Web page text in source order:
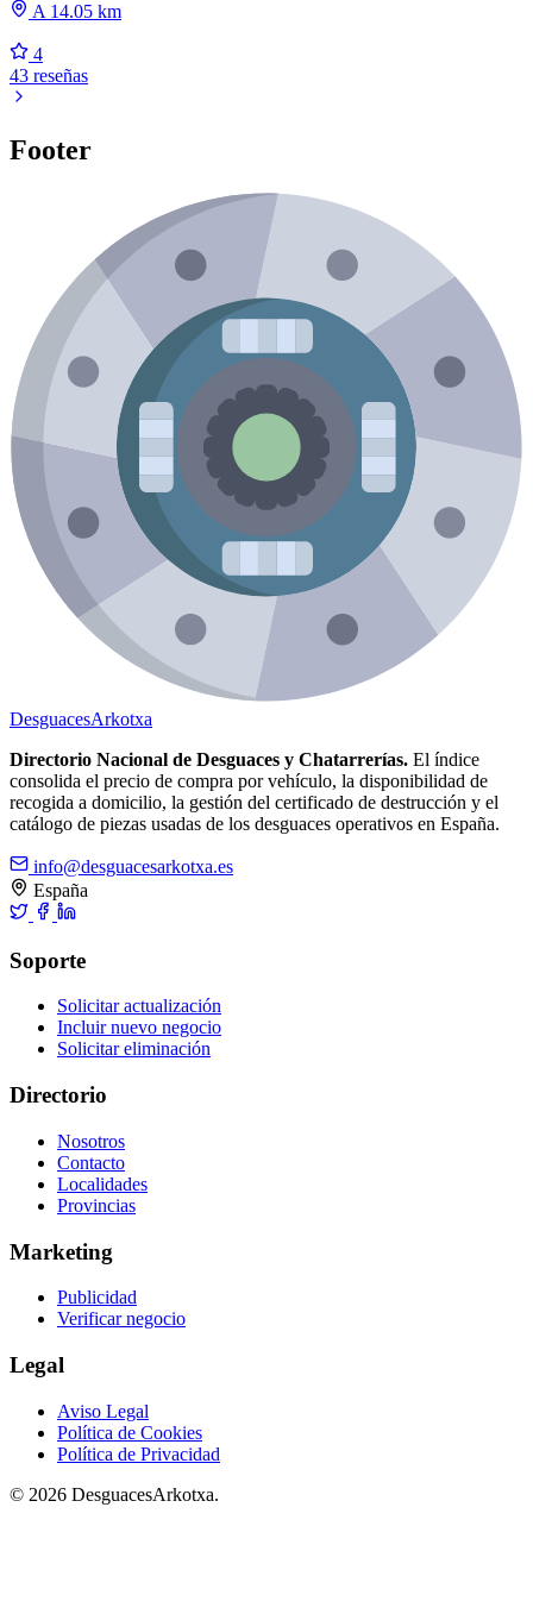
A 14.05 km
4
43 reseñas
Footer
DesguacesArkotxa
Directorio Nacional de Desguaces y Chatarrerías. El índice
consolida el precio de compra por vehículo, la disponibilidad de
recogida a domicilio, la gestión del certificado de destrucción y el
catálogo de piezas usadas de los desguaces operativos en España.
info@desguacesarkotxa.es
España
Soporte
Solicitar actualización
Incluir nuevo negocio
Solicitar eliminación
Directorio
Nosotros
Contacto
Localidades
Provincias
Marketing
Publicidad
Verificar negocio
Legal
Aviso Legal
Política de Cookies
Política de Privacidad
© 2026 DesguacesArkotxa.